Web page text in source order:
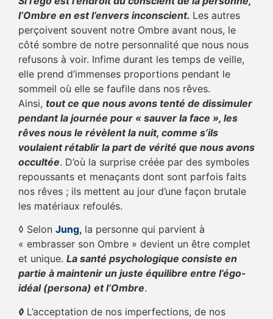
l’Ombre en est l’envers inconscient. Les autres
perçoivent souvent notre Ombre avant nous, le
côté sombre de notre personnalité que nous nous
refusons à voir. Infime durant les temps de veille,
elle prend d’immenses proportions pendant le
sommeil où elle se faufile dans nos rêves.
Ainsi, tout ce que nous avons tenté de dissimuler
pendant la journée pour « sauver la face », les
rêves nous le révèlent la nuit, comme s’ils
voulaient rétablir la part de vérité que nous avons
occultée. D’où la surprise créée par des symboles
repoussants et menaçants dont sont parfois faits
nos rêves ; ils mettent au jour d’une façon brutale
les matériaux refoulés.
◊ Selon Jung, la personne qui parvient à
« embrasser son Ombre » devient un être complet
et unique. La santé psychologique consiste en
partie à maintenir un juste équilibre entre l’égo-
idéal (persona) et l’Ombre.
◊ L’acceptation de nos imperfections, de nos